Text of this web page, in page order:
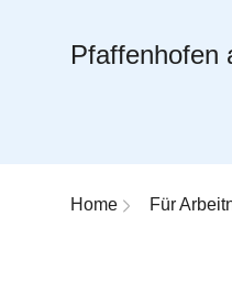
Pfaffenhofen
Breadcrumb-
Home Für